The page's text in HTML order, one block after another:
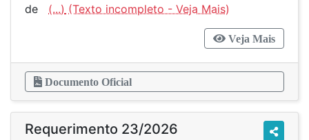
de (...)
Veja Mais
Documento Oficial
Requerimento 23/2026